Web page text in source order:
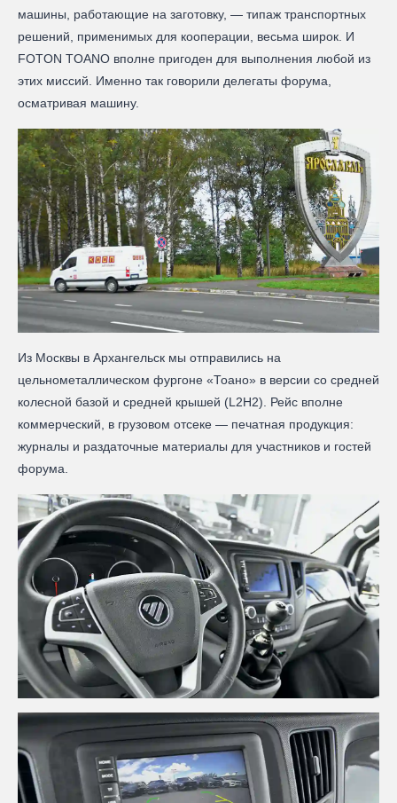
машины, работающие на заготовку, — типаж транспортных
решений, применимых для кооперации, весьма широк. И
FOTON TOANO вполне пригоден для выполнения любой из
этих миссий. Именно так говорили делегаты форума,
осматривая машину.
Из Москвы в Архангельск мы отправились на
цельнометаллическом фургоне «Тоано» в версии со средней
колесной базой и средней крышей (L2H2). Рейс вполне
коммерческий, в грузовом отсеке — печатная продукция:
журналы и раздаточные материалы для участников и гостей
форума.